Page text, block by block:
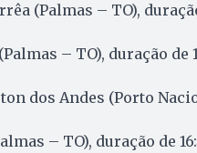
(Palmas – TO),
– TO), duração de
dos Andes (Porto
– TO), duração de